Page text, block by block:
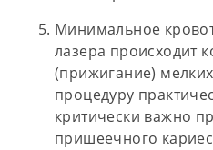
Минимальное
лазера происходит
(прижигание)
процедуру
критически важно
пришеечного